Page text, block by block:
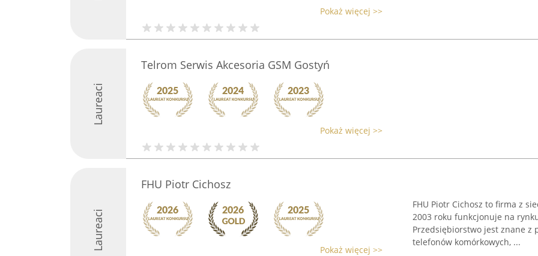
Pokaż więcej >>
Laureaci
Telrom Serwis Akcesoria GSM Gostyń
Pokaż więcej >>
Laureaci
FHU Piotr Cichosz
Pokaż więcej >>
FHU Piotr Cichosz to firma z
2003 roku funkcjonuje na
Przedsiębiorstwo jest znane z
telefonów komórkowych, ...